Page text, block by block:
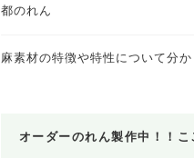
都のれん
麻素材の特徴や特性について分
オーダーのれん製作中！！こ